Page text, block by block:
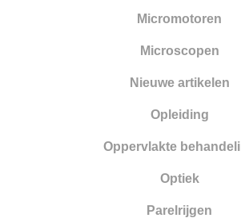
Micromotoren
Microscopen
Nieuwe artikelen
Opleiding
Oppervlakte
Optiek
Parelrijgen